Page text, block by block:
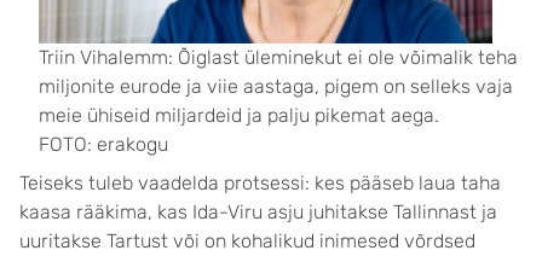
Triin Vihalemm: Õiglast üleminekut ei ole võimalik teha
miljonite eurode ja viie aastaga, pigem on selleks vaja
meie ühiseid miljardeid ja palju pikemat aega.
FOTO: erakogu
Teiseks tuleb vaadelda protsessi: kes pääseb laua taha
kaasa rääkima, kas Ida-Viru asju juhitakse Tallinnast ja
uuritakse Tartust või on kohalikud inimesed võrdsed